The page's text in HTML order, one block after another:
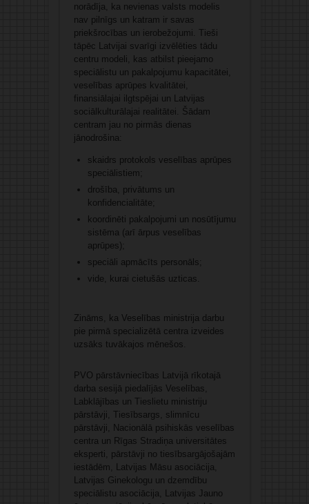
norādīja, ka nevienas valsts modelis
nav pilnīgs un katram ir savas
priekšrocības un ierobežojumi. Tieši
tāpēc Latvijai svarīgi izvēlēties tādu
centru modeli, kas atbilst pieejamo
speciālistu un pakalpojumu kapacitātei,
veselības aprūpes kvalitātei,
finansiālajai ilgtspējai un Latvijas
sociālkulturālajai realitātei. Šādam
centram jau no pirmās dienas
jānodrošina:
skaidrs protokols veselības aprūpes
speciālistiem;
drošība, privātums un
konfidencialitāte;
koordinēti pakalpojumi un nosūtījumu
sistēma (arī ārpus veselības
aprūpes);
speciāli apmācīts personāls;
vide, kurai cietušās uzticas.
Zināms, ka Veselības ministrija darbu
pie pirmā specializētā centra izveides
uzsāks tuvākajos mēnešos.
PVO pārstāvniecības Latvijā rīkotajā
darba sesijā piedalījās Veselības,
Labklājības un Tieslietu ministriju
pārstāvji, Tiesībsargs, slimnīcu
pārstāvji, Nacionālā psihiskās veselības
centra un Rīgas Stradiņa universitātes
eksperti, pārstāvji no tiesībsargājošajām
iestādēm, Latvijas Māsu asociācija,
Latvijas Ginekologu un dzemdību
speciālistu asociācija, Latvijas Jauno